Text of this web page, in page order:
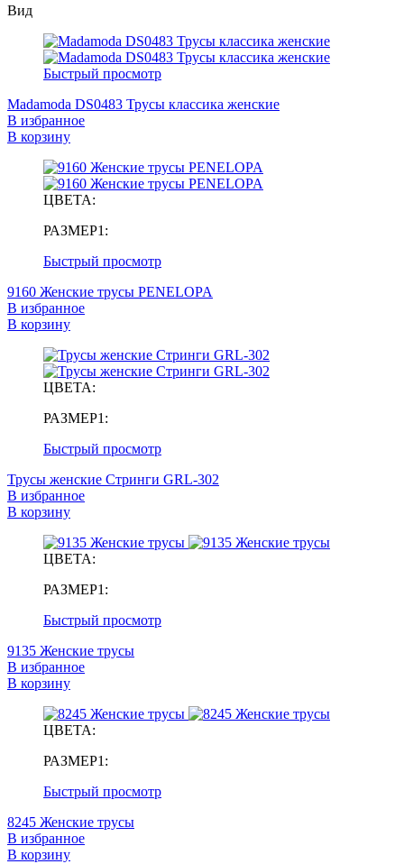
Вид
Быстрый просмотр
Madamoda DS0483 Трусы классика женские
В избранное
В корзину
ЦВЕТА:
РАЗМЕР1:
Быстрый просмотр
9160 Женские трусы PENELOPA
В избранное
В корзину
ЦВЕТА:
РАЗМЕР1:
Быстрый просмотр
Трусы женские Стринги GRL-302
В избранное
В корзину
ЦВЕТА:
РАЗМЕР1:
Быстрый просмотр
9135 Женские трусы
В избранное
В корзину
ЦВЕТА:
РАЗМЕР1:
Быстрый просмотр
8245 Женские трусы
В избранное
В корзину